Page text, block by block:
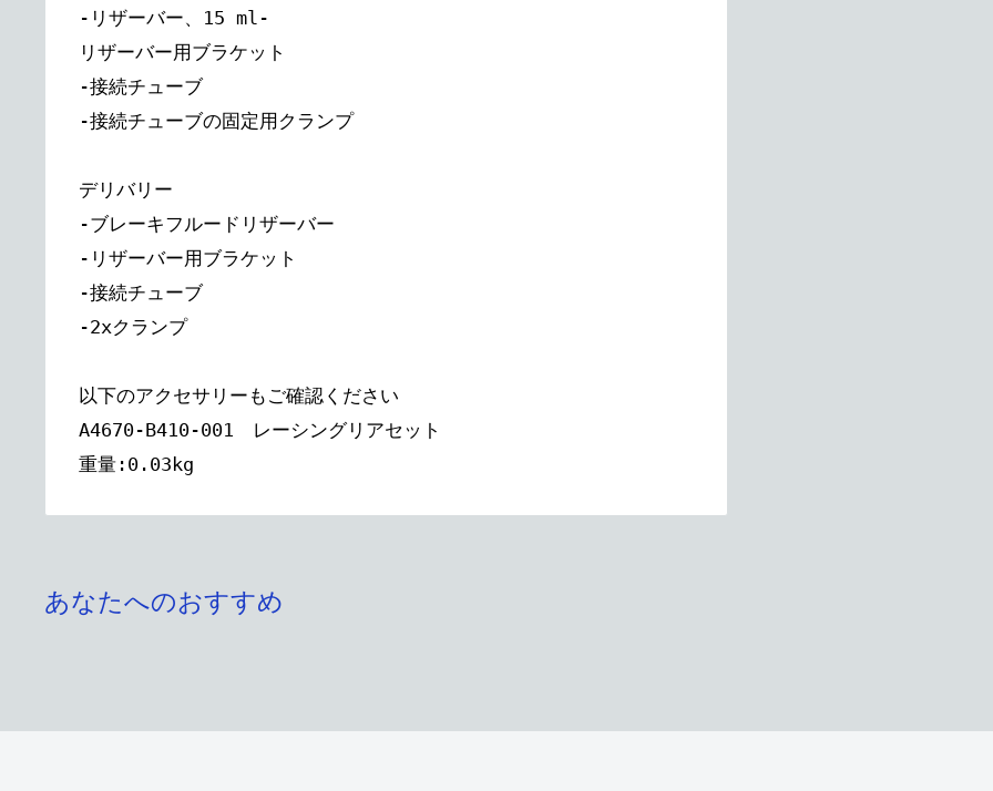
-リザーバー、15 ml-
リザーバー用ブラケット
-接続チューブ
-接続チューブの固定用クランプ
デリバリー
-ブレーキフルードリザーバー
-リザーバー用ブラケット
-接続チューブ
-2xクランプ
以下のアクセサリーもご確認ください
A4670-B410-001 レーシングリアセット
重量:0.03kg
あなたへのおすすめ